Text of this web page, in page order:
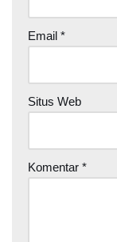
Email *
Situs Web
Komentar *